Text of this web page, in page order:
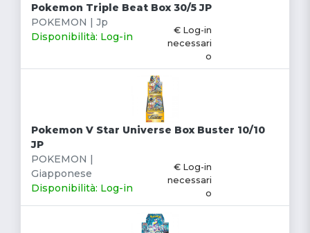
Pokemon Triple Beat Box 30/5 JP
POKEMON | Jp
Disponibilità: Log-in
€ Log-in
necessari
o
Pokemon V Star Universe Box Buster 10/10
JP
POKEMON |
Giapponese
Disponibilità: Log-in
€ Log-in
necessari
o